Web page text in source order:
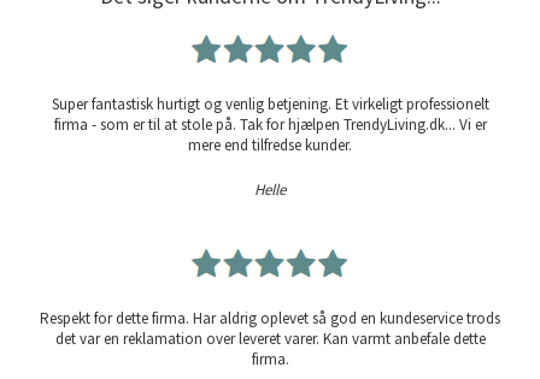
Super fantastisk hurtigt og venlig betjening. Et virkeligt professionelt
firma - som er til at stole på. Tak for hjælpen TrendyLiving.dk... Vi er
mere end tilfredse kunder.
Helle
Respekt for dette firma. Har aldrig oplevet så god en kundeservice trods
det var en reklamation over leveret varer. Kan varmt anbefale dette
firma.